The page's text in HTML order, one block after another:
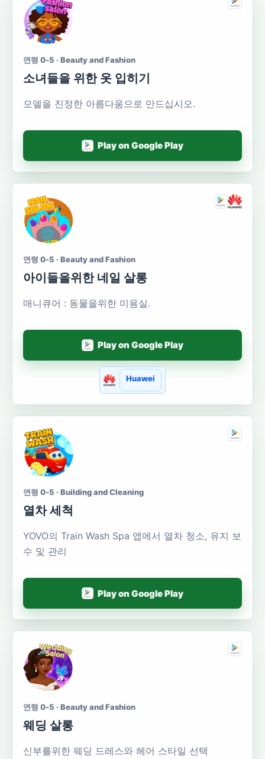
연령 0-5 · Beauty and Fashion
소녀들을 위한 옷 입히기
모델을 진정한 아름다움으로 만드십시오.
Play on Google Play
연령 0-5 · Beauty and Fashion
아이들을위한 네일 살롱
매니큐어 : 동물을위한 미용실.
Play on Google Play
Huawei
연령 0-5 · Building and Cleaning
열차 세척
YOVO의 Train Wash Spa 앱에서 열차 청소, 유지 보
수 및 관리
Play on Google Play
연령 0-5 · Beauty and Fashion
웨딩 살롱
신부를위한 웨딩 드레스와 헤어 스타일 선택